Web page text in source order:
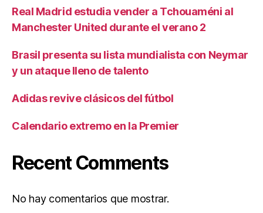
Real Madrid estudia vender a Tchouaméni al
Manchester United durante el verano 2
Brasil presenta su lista mundialista con Neymar
y un ataque lleno de talento
Adidas revive clásicos del fútbol
Calendario extremo en la Premier
Recent Comments
No hay comentarios que mostrar.